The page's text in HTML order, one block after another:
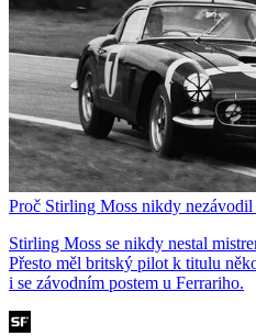
Proč Stirling Moss nikdy nezávodil
Stirling Moss se nikdy nestal
Přesto měl britský pilot k titulu
i se závodním postem u Ferrariho.